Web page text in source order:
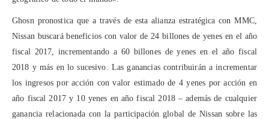
Ghosn pronostica que a través de esta alianza estratégica con MMC,
Nissan buscará beneficios con valor de 24 billones de yenes en el año
fiscal 2017, incrementando a 60 billones de yenes en el año fiscal
2018 y más en lo sucesivo. Las ganancias contribuirán a incrementar
los ingresos por acción con valor estimado de 4 yenes por acción en
año fiscal 2017 y 10 yenes en año fiscal 2018 – además de cualquier
ganancia relacionada con la participación global de Nissan sobre las